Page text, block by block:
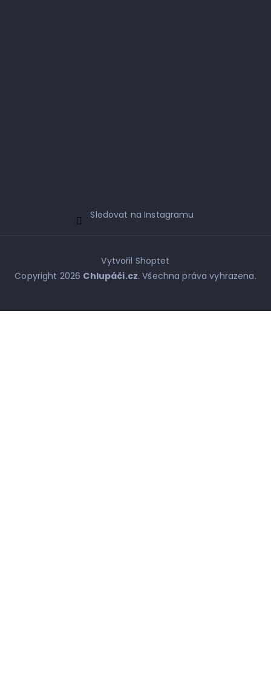
Sledovat na Instagramu
Vytvořil Shoptet
Copyright 2026 Chlupáči.cz. Všechna práva vyhrazena.